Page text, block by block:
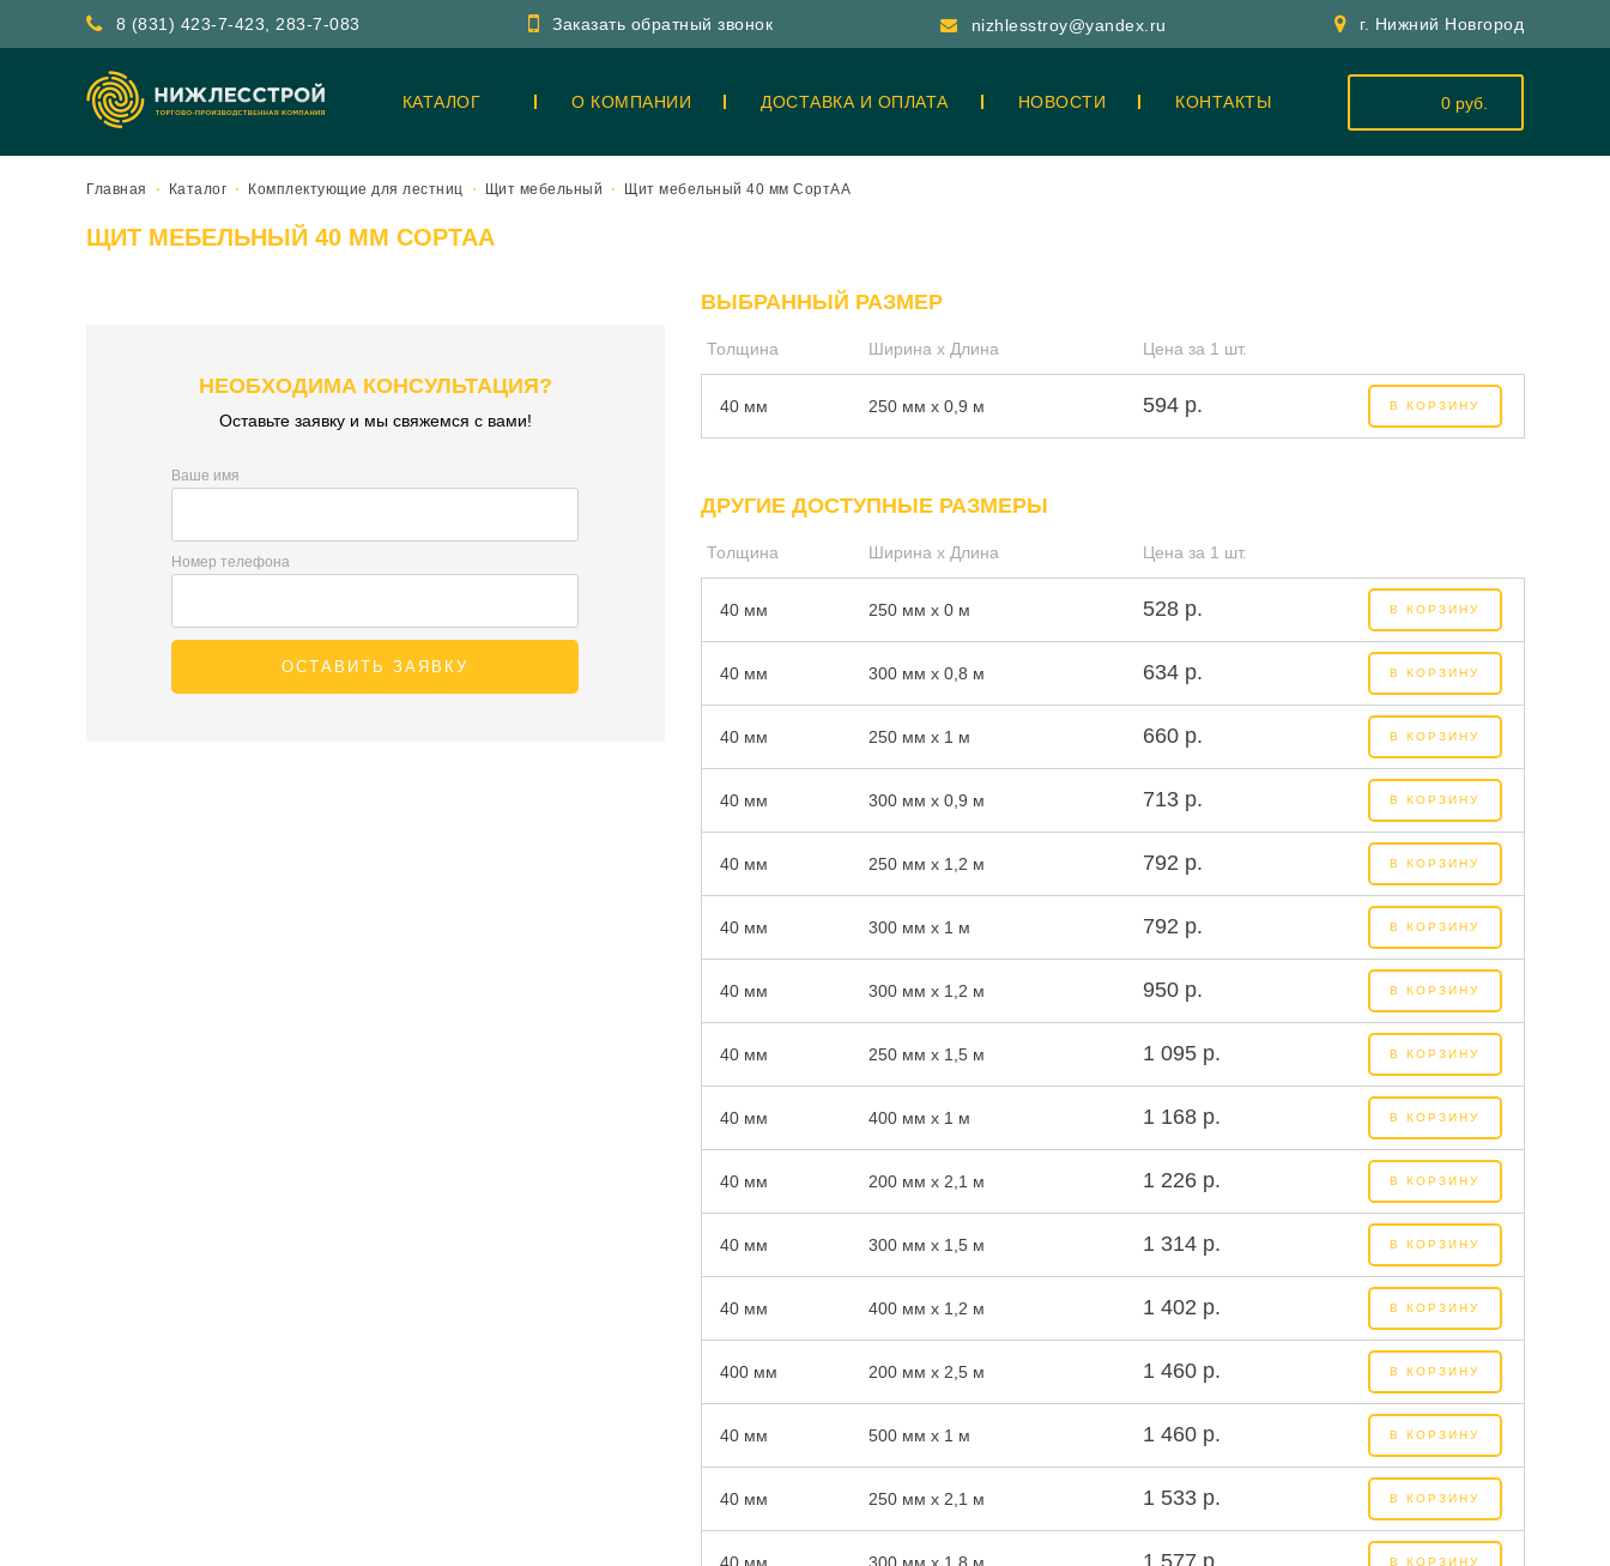
8 (831) 423-7-423, 283-7-083 Заказать обратный звонок nizhlesstroy@yandex.ru г. Нижний Новгород
КАТАЛОГ О КОМПАНИИ ДОСТАВКА И ОПЛАТА НОВОСТИ КОНТАКТЫ 0 руб.
Главная Каталог Комплектующие для лестниц Щит мебельный Щит мебельный 40 мм СортАА
ЩИТ МЕБЕЛЬНЫЙ 40 ММ СОРТАА
НЕОБХОДИМА КОНСУЛЬТАЦИЯ?
Оставьте заявку и мы свяжемся с вами!
Ваше имя
Номер телефона
ОСТАВИТЬ ЗАЯВКУ
ВЫБРАННЫЙ РАЗМЕР
Толщина Ширина x Длина Цена за 1 шт.
40 мм 250 мм x 0,9 м 594 р. В КОРЗИНУ
ДРУГИЕ ДОСТУПНЫЕ РАЗМЕРЫ
Толщина Ширина x Длина Цена за 1 шт.
40 мм 250 мм x 0 м 528 р. В КОРЗИНУ
40 мм 300 мм x 0,8 м 634 р. В КОРЗИНУ
40 мм 250 мм x 1 м 660 р. В КОРЗИНУ
40 мм 300 мм x 0,9 м 713 р. В КОРЗИНУ
40 мм 250 мм x 1,2 м 792 р. В КОРЗИНУ
40 мм 300 мм x 1 м 792 р. В КОРЗИНУ
40 мм 300 мм x 1,2 м 950 р. В КОРЗИНУ
40 мм 250 мм x 1,5 м 1 095 р. В КОРЗИНУ
40 мм 400 мм x 1 м 1 168 р. В КОРЗИНУ
40 мм 200 мм x 2,1 м 1 226 р. В КОРЗИНУ
40 мм 300 мм x 1,5 м 1 314 р. В КОРЗИНУ
40 мм 400 мм x 1,2 м 1 402 р. В КОРЗИНУ
400 мм 200 мм x 2,5 м 1 460 р. В КОРЗИНУ
40 мм 500 мм x 1 м 1 460 р. В КОРЗИНУ
40 мм 250 мм x 2,1 м 1 533 р. В КОРЗИНУ
1 577 р. В КОРЗИНУ